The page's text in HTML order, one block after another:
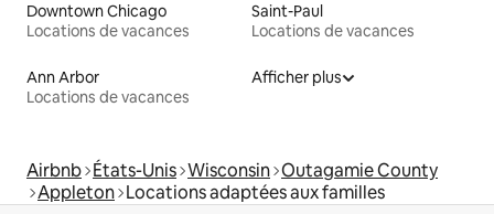
Downtown Chicago
Locations de vacances
Saint-Paul
Locations de vacances
Ann Arbor
Locations de vacances
Afficher plus
Airbnb États-Unis Wisconsin Outagamie County
Appleton Locations adaptées aux familles